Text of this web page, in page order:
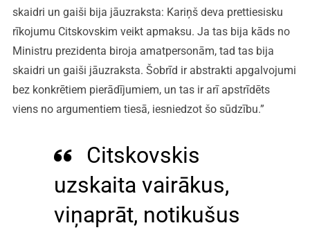
skaidri un gaiši bija jāuzraksta: Kariņš deva prettiesisku
rīkojumu Citskovskim veikt apmaksu. Ja tas bija kāds no
Ministru prezidenta biroja amatpersonām, tad tas bija
skaidri un gaiši jāuzraksta. Šobrīd ir abstrakti apgalvojumi
bez konkrētiem pierādījumiem, un tas ir arī apstrīdēts
viens no argumentiem tiesā, iesniedzot šo sūdzību.”
Citskovskis
uzskaita vairākus,
viņaprāt, notikušus